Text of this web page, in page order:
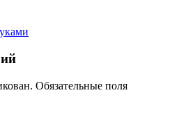
Обязательные поля